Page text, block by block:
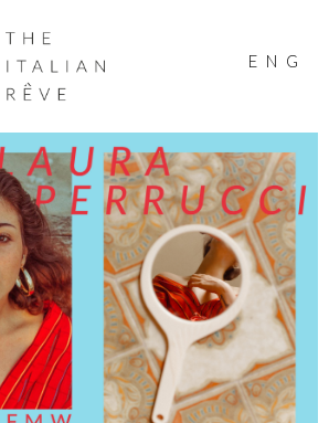
ITALIAN
RÊVE
ENG